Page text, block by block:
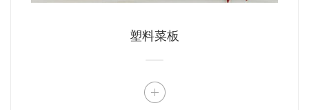
塑料菜板